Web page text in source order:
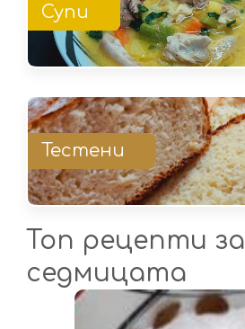
Супи
Тестени
Топ рецепти за
седмицата